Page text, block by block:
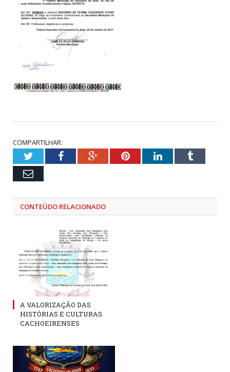
COMPARTILHAR:
TwitterFacebookGoogle+PinterestLinkedInTumblr
Email
CONTEÚDO RELACIONADO
A VALORIZAÇÃO DAS
HISTÓRIAS E CULTURAS
CACHOEIRENSES